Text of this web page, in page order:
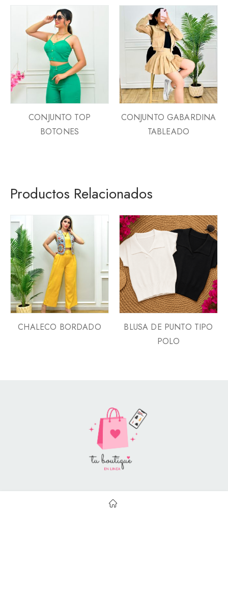
CONJUNTO TOP
BOTONES
CONJUNTO GABARDINA
TABLEADO
Productos Relacionados
CHALECO BORDADO
BLUSA DE PUNTO TIPO
POLO